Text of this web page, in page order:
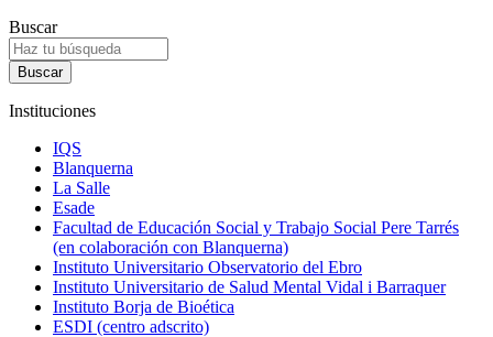
Buscar
Instituciones
IQS
Blanquerna
La Salle
Esade
Facultad de Educación Social y Trabajo Social Pere Tarrés
(en colaboración con Blanquerna)
Instituto Universitario Observatorio del Ebro
Instituto Universitario de Salud Mental Vidal i Barraquer
Instituto Borja de Bioética
ESDI (centro adscrito)